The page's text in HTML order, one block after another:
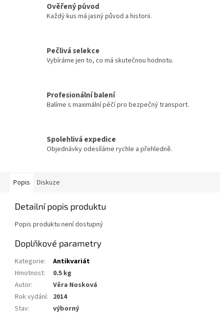
Ověřený původ
Každý kus má jasný původ a historii.
Pečlivá selekce
Vybíráme jen to, co má skutečnou hodnotu.
Profesionální balení
Balíme s maximální péčí pro bezpečný transport.
Spolehlivá expedice
Objednávky odesíláme rychle a přehledně.
Popis Diskuze
Detailní popis produktu
Popis produktu není dostupný
Doplňkové parametry
Kategorie:
Antikvariát
Hmotnost:
0.5 kg
Autor:
Věra Nosková
Rok vydání: 2014
Stav:
výborný